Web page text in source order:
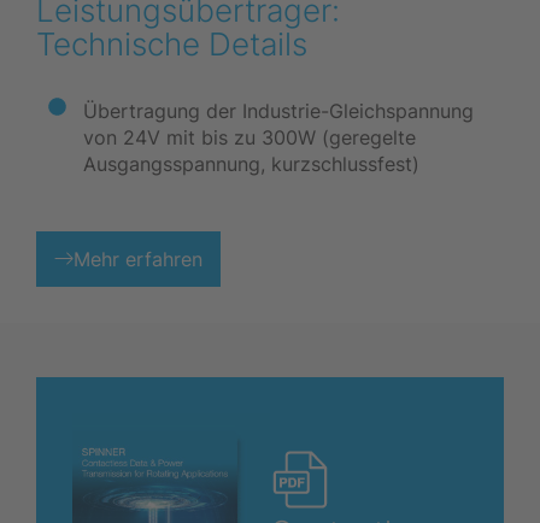
Leistungsübertrager:
Technische Details
Übertragung der Industrie-Gleichspannung
von 24V mit bis zu 300W (geregelte
Ausgangsspannung, kurzschlussfest)
Mehr erfahren